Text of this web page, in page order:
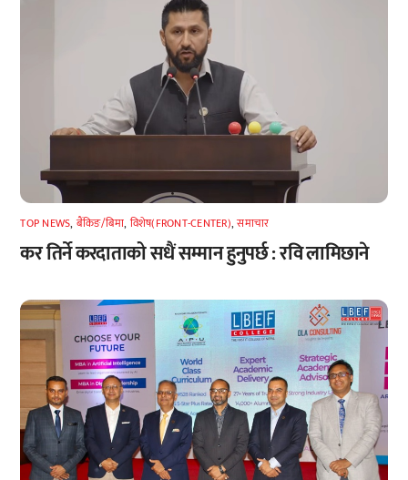
TOP NEWS, बैंकिङ/बिमा, विशेष(FRONT-CENTER),समाचार
कर तिर्ने करदाताको सधैं सम्मान हुनुपर्छ : रवि लामिछाने